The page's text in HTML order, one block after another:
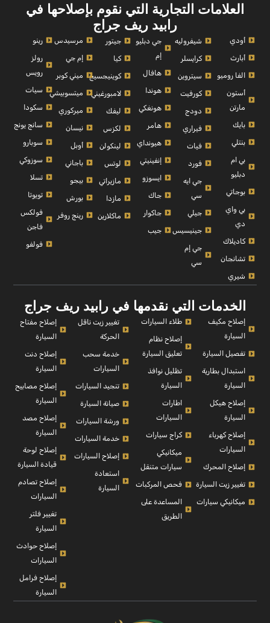
العلامات التجارية التي نقوم بإصلاحها في
رابيد ريف جراج
أودي
أبارث
الفا روميو
أستون
مارتن
بايك
بنتلي
بي ام
دبليو
بوجاتي
بي واي
دي
كاديلاك
تشانجان
شيري
شيفروليه
كرايسلر
سيتروين
كورفيت
دودج
فيراري
فيات
فورد
جي ايه
سي
جيلي
جينيسيس
جي إم
سي
جي دبليو
إم
هافال
هوندا
هونغكي
هامر
هيونداي
إنفينيتي
ايسوزو
جاك
جاكوار
جيب
جيتور
كيا
كوينيجسيج
لامبورغيني
ليفك
لكزس
لينكولن
لوتس
مازيراتي
مازدا
ماكلارين
مرسيدس
إم جي
ميني كوبر
ميتسوبيشي
ميركوري
نيسان
أوبل
باجاني
بيجو
بورش
رينج روفر
رينو
رولز
رويس
سيات
سكودا
سانج يونج
سوبارو
سوزوكي
تسلا
تويوتا
فولكس
فاجن
فولفو
الخدمات التي نقدمها في رابيد ريف جراج
إصلاح مكيف
السيارة
تفصيل السيارة
استبدال بطارية
السيارة
إصلاح هيكل
السيارة
إصلاح كهرباء
السيارات
إصلاح المحرك
تغيير زيت السيارة
ميكانيكي سيارات
طلاء السيارات
إصلاح نظام
تعليق السيارة
تظليل نوافذ
السيارة
اطارات
السيارات
كراج سيارات
ميكانيكي
سيارات متنقل
فحص المركبات
المساعدة على
الطريق
تغيير زيت ناقل
الحركة
خدمة سحب
السيارات
تنجيد السيارات
صيانة السيارة
ورشة السيارات
خدمة السيارات
إصلاح السيارات
استعادة
السيارة
إصلاح مفتاح
السيارة
إصلاح دنت
السيارة
إصلاح مصابيح
السيارة
إصلاح مصد
السيارة
إصلاح لوحة
قيادة السيارة
إصلاح تصادم
السيارات
تغيير فلتر
السيارة
إصلاح حوادث
السيارات
إصلاح فرامل
السيارة